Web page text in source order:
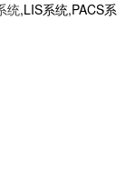
统,LIS系统,PACS系